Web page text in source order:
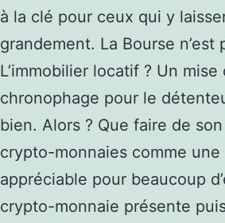
à la clé pour ceux qui y
grandement. La Bourse n’est
L’immobilier locatif ? Un
chronophage pour le
bien. Alors ? Que faire de
crypto-monnaies comme
appréciable pour beaucoup
crypto-monnaie présente